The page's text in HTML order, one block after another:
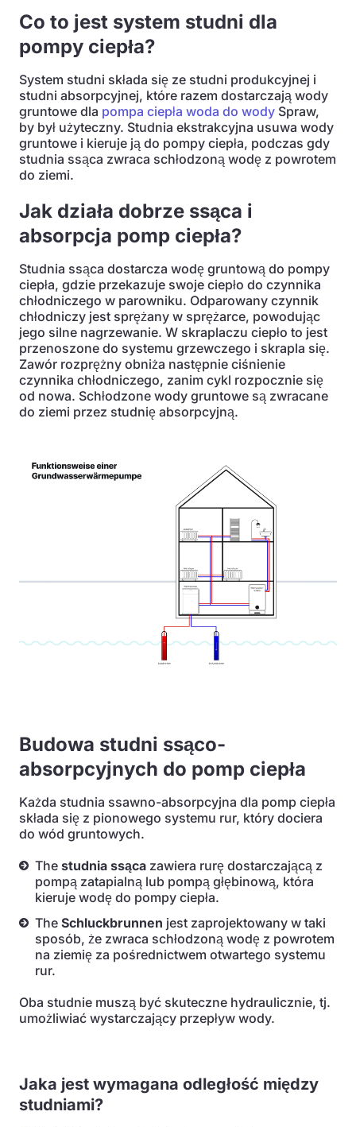
Co to jest system studni dla
pompy ciepła?
System studni składa się ze studni produkcyjnej i
studni absorpcyjnej, które razem dostarczają wody
gruntowe dla pompa ciepła woda do wody Spraw,
by był użyteczny. Studnia ekstrakcyjna usuwa wody
gruntowe i kieruje ją do pompy ciepła, podczas gdy
studnia ssąca zwraca schłodzoną wodę z powrotem
do ziemi.
Jak działa dobrze ssąca i
absorpcja pomp ciepła?
Studnia ssąca dostarcza wodę gruntową do pompy
ciepła, gdzie przekazuje swoje ciepło do czynnika
chłodniczego w parowniku. Odparowany czynnik
chłodniczy jest sprężany w sprężarce, powodując
jego silne nagrzewanie. W skraplaczu ciepło to jest
przenoszone do systemu grzewczego i skrapla się.
Zawór rozprężny obniża następnie ciśnienie
czynnika chłodniczego, zanim cykl rozpocznie się
od nowa. Schłodzone wody gruntowe są zwracane
do ziemi przez studnię absorpcyjną.
Budowa studni ssąco-
absorpcyjnych do pomp ciepła
Każda studnia ssawno-absorpcyjna dla pomp ciepła
składa się z pionowego systemu rur, który dociera
do wód gruntowych.
The studnia ssąca zawiera rurę dostarczającą z
pompą zatapialną lub pompą głębinową, która
kieruje wodę do pompy ciepła.
The Schluckbrunnen jest zaprojektowany w taki
sposób, że zwraca schłodzoną wodę z powrotem
na ziemię za pośrednictwem otwartego systemu
rur.
Oba studnie muszą być skuteczne hydraulicznie, tj.
umożliwiać wystarczający przepływ wody.
Jaka jest wymagana odległość między
studniami?